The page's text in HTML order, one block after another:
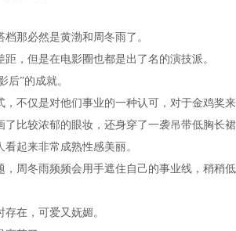
那必然是黄渤和周冬雨了。
，但是在电影圈也都是出了名的演技派。
后”的成就。
不仅是对他们事业的一种认可，对于金鸡奖
比较浓郁的眼妆，还身穿了一袭吊带低胸长裙
起来非常成熟性感美丽。
周冬雨频频会用手遮住自己的事业线，稍稍
在，可爱又妩媚。